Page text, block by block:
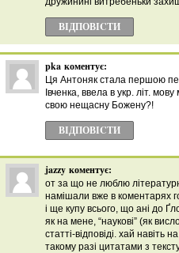
ВІДПОВІCТИ
pka коментує:
Ця Антоняк стала першою
Івченка, ввела в укр. літ.
свою нещасну Божену?!
ВІДПОВІCТИ
jazzy коментує:
от за що не люблю
намішали вже в коментарях
і ще купу всього, що ані до
як на мене, “наукові” (як
статті-відповіді. хай навіть
такому разі цитатами з